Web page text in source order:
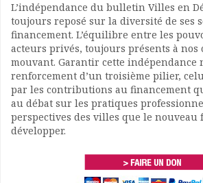
L’indépendance du bulletin Villes en
toujours reposé sur la diversité de ses
financement. L’équilibre entre les
acteurs privés, toujours présents à nos
mouvant. Garantir cette indépendance
renforcement d’un troisième pilier,
par les contributions au financement
au débat sur les pratiques
perspectives des villes que le nouveau
développer.